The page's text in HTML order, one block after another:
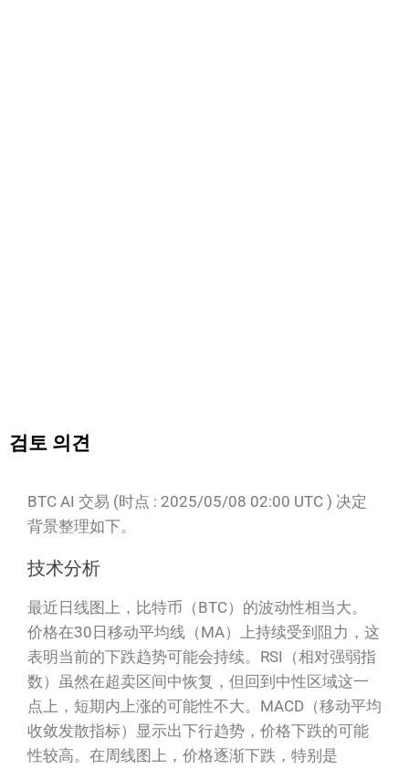
검토 의견
BTC AI 交易 (时点 : 2025/05/08 02:00 UTC ) 决定
背景整理如下。
技术分析
最近日线图上，比特币（BTC）的波动性相当大。
价格在30日移动平均线（MA）上持续受到阻力，这
表明当前的下跌趋势可能会持续。RSI（相对强弱指
数）虽然在超卖区间中恢复，但回到中性区域这一
点上，短期内上涨的可能性不大。MACD（移动平均
收敛发散指标）显示出下行趋势，价格下跌的可能
性较高。在周线图上，价格逐渐下跌，特别是